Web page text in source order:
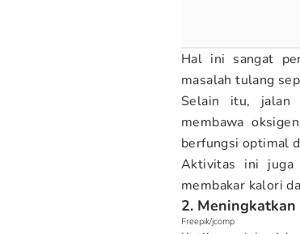
Hal ini sangat
masalah tulang
Selain itu, jalan
membawa
berfungsi optimal
Aktivitas ini juga
membakar kalori
2.
Freepik/jcomp